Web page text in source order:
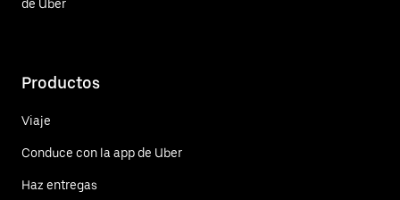
de Uber
Productos
Viaje
Conduce con la app de Uber
Haz entregas